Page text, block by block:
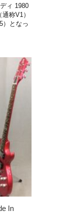
ィ 1980
称V1）
）となっ
In